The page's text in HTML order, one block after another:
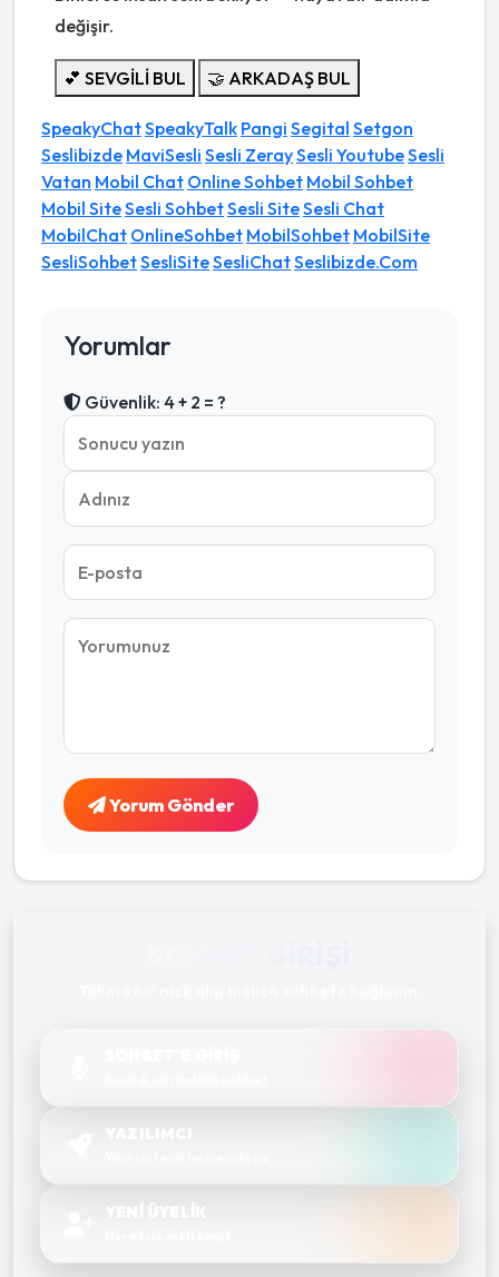
değişir.
💕 SEVGİLİ BUL 🤝 ARKADAŞ BUL
SpeakyChatSpeakyTalk Pangi Segital Setgon
Seslibizde MaviSesli Sesli ZeraySesli YoutubeSesli
Vatan Mobil Chat Online Sohbet Mobil Sohbet
Mobil SiteSesli SohbetSesli SiteSesli Chat
MobilChat OnlineSohbet MobilSohbet MobilSite
SesliSohbetSesliSiteSesliChatSeslibizde.Com
Yorumlar
Güvenlik: 4 + 2 = ?
Yorum Gönder